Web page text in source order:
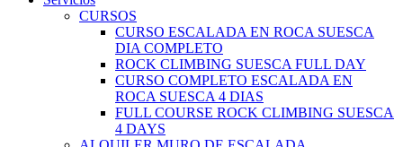
CURSOS
CURSO ESCALADA EN ROCA SUESCA
DIA COMPLETO
ROCK CLIMBING SUESCA FULL DAY
CURSO COMPLETO ESCALADA EN
ROCA SUESCA 4 DIAS
FULL COURSE ROCK CLIMBING SUESCA
4 DAYS